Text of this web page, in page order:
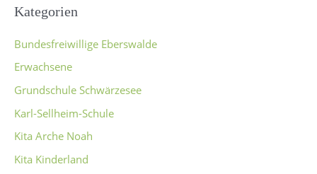
Kategorien
Bundesfreiwillige Eberswalde
Erwachsene
Grundschule Schwärzesee
Karl-Sellheim-Schule
Kita Arche Noah
Kita Kinderland